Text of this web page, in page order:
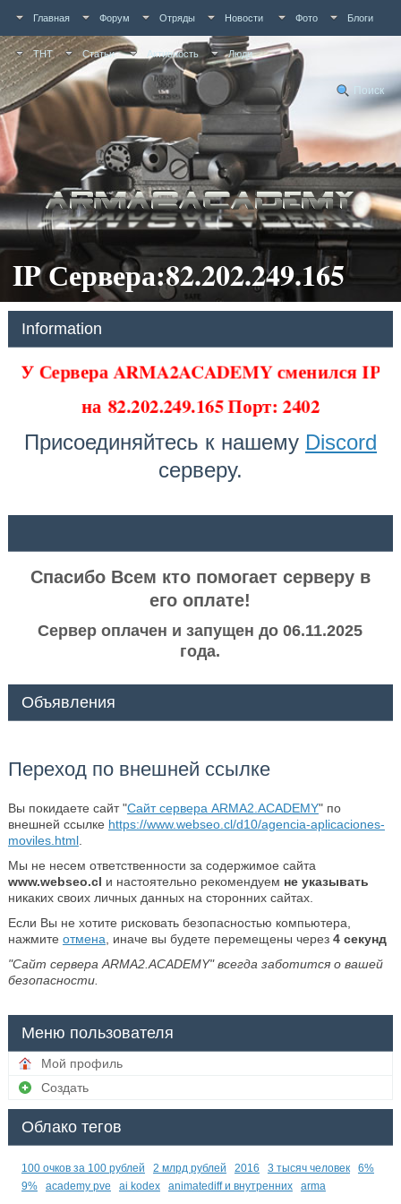
Главная Форум Отряды Новости Фото Блоги
ТНТ Статьи Активность Люди
Поиск
IP Сервера:82.202.249.165
Information
У Сервера ARMA2ACADEMY сменился IP
на 82.202.249.165 Порт: 2402
Присоединяйтесь к нашему Discord
серверу.
Спасибо Всем кто помогает серверу в
его оплате!
Сервер оплачен и запущен до 06.11.2025
года.
Объявления
Переход по внешней ссылке
Вы покидаете сайт "Сайт сервера ARMA2.ACADEMY" по
внешней ссылке https://www.webseo.cl/d10/agencia-aplicaciones-
moviles.html.
Мы не несем ответственности за содержимое сайта
www.webseo.cl и настоятельно рекомендуем не указывать
никаких своих личных данных на сторонних сайтах.
Если Вы не хотите рисковать безопасностью компьютера,
нажмите отмена , иначе вы будете перемещены через 4секунд
"Сайт сервера ARMA2.ACADEMY" всегда заботится о вашей
безопасности.
Меню пользователя
Мой профиль
Создать
Облако тегов
100 очков за 100 рублей 2 млрд рублей 2016 3 тысяч человек
6%
9%
academy pve ai kodex animatediff и внутренних arma